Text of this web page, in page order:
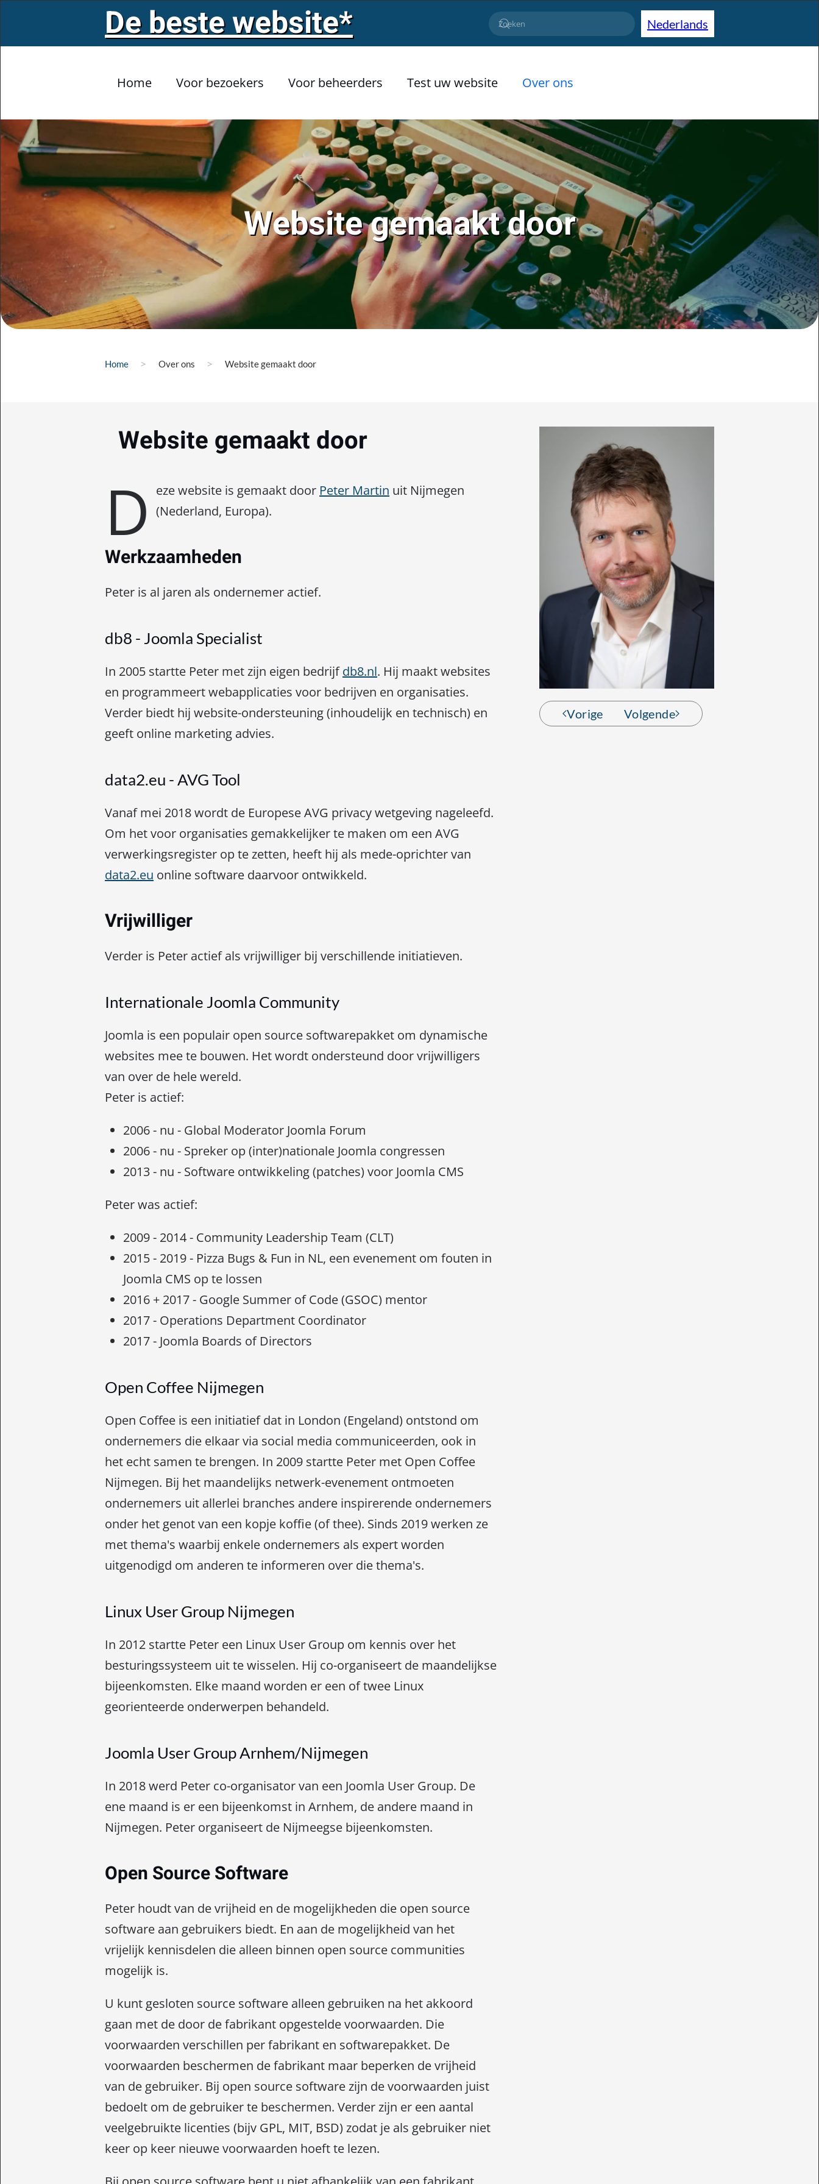
Terug naar hoofdinhoudDe beste website* Nederlands
Home Voor bezoekers Voor beheerders Test uw website Over ons
Website gemaakt door
Home Over ons Website gemaakt door
Website gemaakt door
D eze website is gemaakt door Peter Martin uit Nijmegen
(Nederland, Europa).
Werkzaamheden
Peter is al jaren als ondernemer actief.
db8 - Joomla Specialist
In 2005 startte Peter met zijn eigen bedrijfdb8.nl. Hij maakt websites
en programmeert webapplicaties voor bedrijven en organisaties.
Verder biedt hij website-ondersteuning (inhoudelijk en technisch) en
geeft online marketing advies.
data2.eu - AVG Tool
Vanaf mei 2018 wordt de Europese AVG privacy wetgeving nageleefd.
Om het voor organisaties gemakkelijker te maken om een AVG
verwerkingsregister op te zetten, heeft hij als mede-oprichter van
data2.eu online software daarvoor ontwikkeld.
Vrijwilliger
Verder is Peter actief als vrijwilliger bij verschillende initiatieven.
Internationale Joomla Community
Joomla is een populair open source softwarepakket om dynamische
websites mee te bouwen. Het wordt ondersteund door vrijwilligers
van over de hele wereld.
Peter is actief:
2006 - nu - Global Moderator Joomla Forum
2006 - nu - Spreker op (inter)nationale Joomla congressen
2013 - nu - Software ontwikkeling (patches) voor Joomla CMS
Peter was actief:
2009 - 2014 - Community Leadership Team (CLT)
2015 - 2019 - Pizza Bugs & Fun in NL, een evenement om fouten in
Joomla CMS op te lossen
2016 + 2017 - Google Summer of Code (GSOC) mentor
2017 - Operations Department Coordinator
2017 - Joomla Boards of Directors
Open Coffee Nijmegen
Open Coffee is een initiatief dat in London (Engeland) ontstond om
ondernemers die elkaar via social media communiceerden, ook in
het echt samen te brengen. In 2009 startte Peter met Open Coffee
Nijmegen. Bij het maandelijks netwerk-evenement ontmoeten
ondernemers uit allerlei branches andere inspirerende ondernemers
onder het genot van een kopje koffie (of thee). Sinds 2019 werken ze
met thema's waarbij enkele ondernemers als expert worden
uitgenodigd om anderen te informeren over die thema's.
Linux User Group Nijmegen
In 2012 startte Peter een Linux User Group om kennis over het
besturingssysteem uit te wisselen. Hij co-organiseert de maandelijkse
bijeenkomsten. Elke maand worden er een of twee Linux
georienteerde onderwerpen behandeld.
Joomla User Group Arnhem/Nijmegen
In 2018 werd Peter co-organisator van een Joomla User Group. De
ene maand is er een bijeenkomst in Arnhem, de andere maand in
Nijmegen. Peter organiseert de Nijmeegse bijeenkomsten.
Open Source Software
Peter houdt van de vrijheid en de mogelijkheden die open source
software aan gebruikers biedt. En aan de mogelijkheid van het
vrijelijk kennisdelen die alleen binnen open source communities
mogelijk is.
U kunt gesloten source software alleen gebruiken na het akkoord
gaan met de door de fabrikant opgestelde voorwaarden. Die
voorwaarden verschillen per fabrikant en softwarepakket. De
voorwaarden beschermen de fabrikant maar beperken de vrijheid
van de gebruiker. Bij open source software zijn de voorwaarden juist
bedoelt om de gebruiker te beschermen. Verder zijn er een aantal
veelgebruikte licenties (bijv GPL, MIT, BSD) zodat je als gebruiker niet
keer op keer nieuwe voorwaarden hoeft te lezen.
Vorige Volgende